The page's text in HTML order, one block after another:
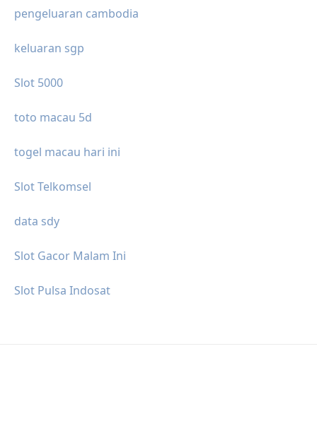
pengeluaran cambodia
keluaran sgp
Slot 5000
toto macau 5d
togel macau hari ini
Slot Telkomsel
data sdy
Slot Gacor Malam Ini
Slot Pulsa Indosat